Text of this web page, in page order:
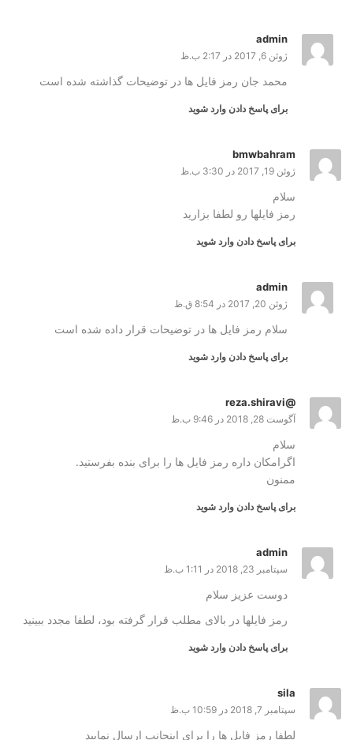
admin
ژوئن 6, 2017 در 2:17 ب.ظ
محمد جان رمز فایل ها در توضیحات گذاشته شده است
برای پاسخ دادن وارد شوید
bmwbahram
ژوئن 19, 2017 در 3:30 ب.ظ
سلام
رمز فایلها رو لطفا بزارید
برای پاسخ دادن وارد شوید
admin
ژوئن 20, 2017 در 8:54 ق.ظ
سلام رمز فایل ها در توضیحات قرار داده شده است
برای پاسخ دادن وارد شوید
@reza.shiravi
آگوست 28, 2018 در 9:46 ب.ظ
سلام
اگرامکان داره رمز فایل ها را برای بنده بفرستید.
ممنون
برای پاسخ دادن وارد شوید
admin
سپتامبر 23, 2018 در 1:11 ب.ظ
دوست عزیز سلام
رمز فایلها در بالای مطلب قرار گرفته بود، لطفا مجدد ببینید
برای پاسخ دادن وارد شوید
sila
سپتامبر 7, 2018 در 10:59 ب.ظ
لطفا رمز فایل ها را برای اینجانب ارسال نمایید